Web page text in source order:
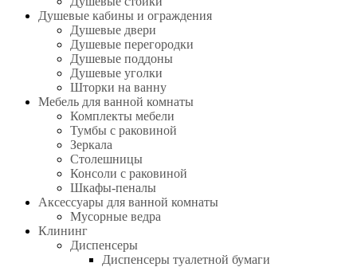
Душевые кабины и ограждения
Душевые двери
Душевые перегородки
Душевые поддоны
Душевые уголки
Шторки на ванну
Мебель для ванной комнаты
Комплекты мебели
Тумбы с раковиной
Зеркала
Столешницы
Консоли с раковиной
Шкафы-пеналы
Аксессуары для ванной комнаты
Мусорные ведра
Клининг
Диспенсеры
Диспенсеры туалетной бумаги